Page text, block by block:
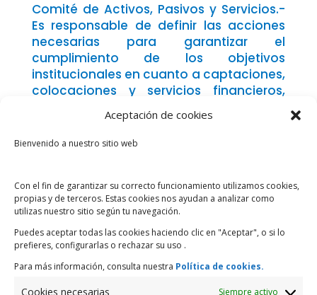
Aceptación de cookies
Bienvenido a nuestro sitio web
Con el fin de garantizar su correcto funcionamiento utilizamos cookies,
propias y de terceros. Estas cookies nos ayudan a analizar como
utilizas nuestro sitio según tu navegación.
Puedes aceptar todas las cookies haciendo clic en "Aceptar", o si lo
prefieres, configurarlas o rechazar su uso .
Para más información, consulta nuestra Política de cookies.
Cookies necesarias Siempre activo
Comité de Activos, Pasivos y Servicios.-
Es responsable de definir las acciones
necesarias para garantizar el
cumplimiento de los objetivos
institucionales en cuanto a captaciones,
colocaciones y servicios financieros,
sobre la base de las recomendaciones
de las áreas correspondientes y el
Comité de Integral de Riesgos.
Comité de crédito.- Tiene bajo su
responsabilidad el resolver las
solicitudes de crédito, en el marco de las
políticas, niveles y condiciones
establecidas por el Directorio, en el
Manual de Política General de Crédito y